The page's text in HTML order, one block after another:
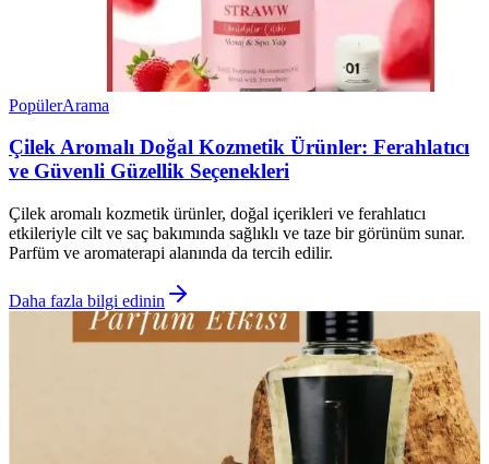
PopülerArama
Çilek Aromalı Doğal Kozmetik Ürünler: Ferahlatıcı
ve Güvenli Güzellik Seçenekleri
Çilek aromalı kozmetik ürünler, doğal içerikleri ve ferahlatıcı
etkileriyle cilt ve saç bakımında sağlıklı ve taze bir görünüm sunar.
Parfüm ve aromaterapi alanında da tercih edilir.
Daha fazla bilgi edinin